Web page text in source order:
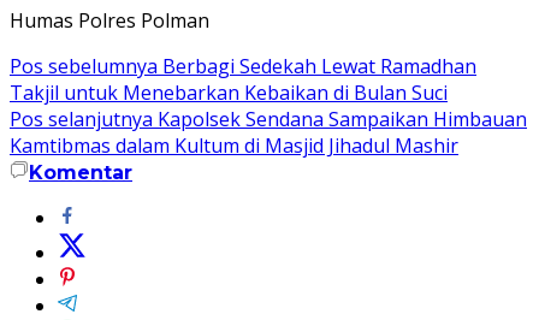
Humas Polres Polman
Navigasi
pos
Pos sebelumnya Berbagi Sedekah Lewat Ramadhan
Takjil untuk Menebarkan Kebaikan di Bulan Suci
Pos selanjutnya Kapolsek Sendana Sampaikan Himbauan
Kamtibmas dalam Kultum di Masjid Jihadul Mashir
Komentar